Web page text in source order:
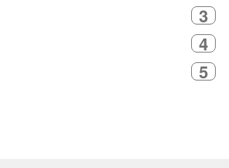
3
4
5